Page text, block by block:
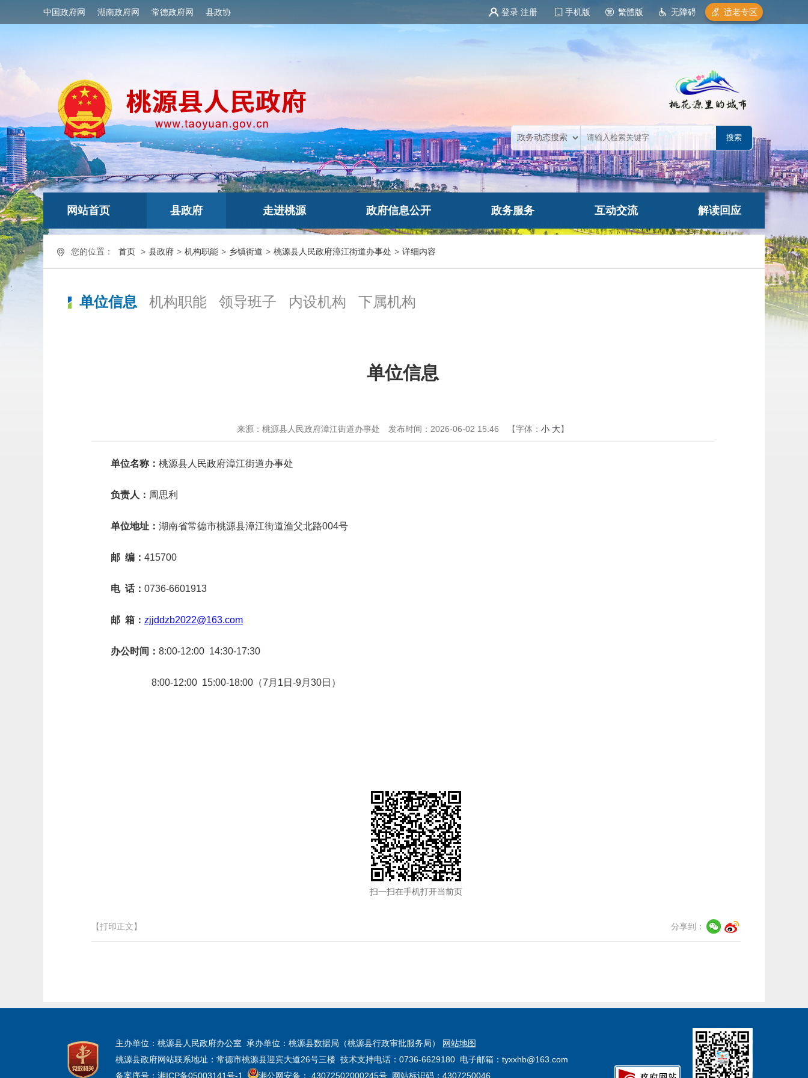
中国政府网 湖南政府网 常德政府网 县政协 登录 注册 手机版 繁體版 无障碍 适老专区
网站首页 县政府 走进桃源 政府信息公开 政务服务 互动交流 解读回应
您的位置： 首页 > 县政府 > 机构职能 > 乡镇街道 > 桃源县人民政府漳江街道办事处 > 详细内容
单位信息 机构职能 领导班子 内设机构 下属机构
单位信息
来源：桃源县人民政府漳江街道办事处 发布时间：2026-06-02 15:46 【字体：小 大】
单位名称： 桃源县人民政府漳江街道办事处
负责人： 周思利
单位地址： 湖南省常德市桃源县漳江街道渔父北路004号
邮 编： 415700
电 话： 0736-6601913
邮 箱： zjjddzb2022@163.com
办公时间 ： 8:00-12:00 14:30-17:30
8:00-12:00 15:00-18:00（7月1日-9月30日）
扫一扫在手机打开当前页
分享到：
【打印正文】
主办单位：桃源县人民政府办公室 承办单位：桃源县数据局（桃源县行政审批服务局） 网站地图
桃源县政府网站联系地址：常德市桃源县迎宾大道26号三楼 技术支持电话：0736-6629180 电子邮箱：tyxxhb@163.com
备案序号：湘ICP备05003141号-1
湘公网安备： 43072502000245号 网站标识码：4307250046